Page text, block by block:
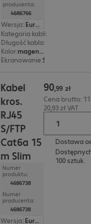
producenta:
4686766
Wersja:
Europa
Kategoria kabli:
Długość kabla:
Kolor:
magenta (purpurowy)
Ekranowanie:
Kabel
kros.
RJ45
S/FTP
Cat6a 15
m Slim
Numer
produktu:
4686738
Numer
producenta:
4686738
Wersja:
Europa
90,99 zł
Cena brutto:
20,93 zł VAT
Dostawa
100 sztuk.